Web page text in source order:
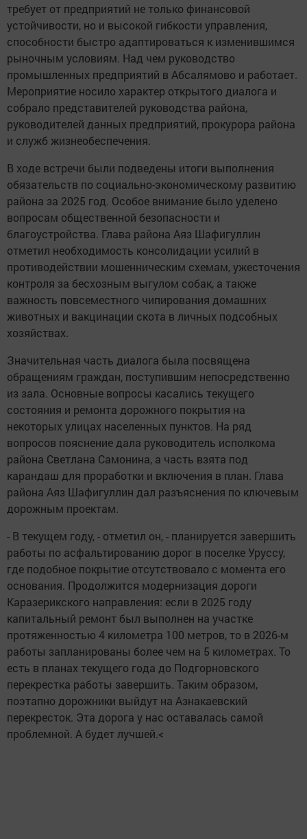
требует от предприятий не только финансовой
устойчивости, но и высокой гибкости управления,
способности быстро адаптироваться к изменившимся
рыночным условиям. Над чем руководство
промышленных предприятий в Абсалямово и работает.
Мероприятие носило характер открытого диалога и
собрало представителей руководства района,
руководителей данных предприятий, прокурора района
и служб жизнеобеспечения.
В ходе встречи были подведены итоги выполнения
обязательств по социально-экономическому развитию
района за 2025 год. Особое внимание было уделено
вопросам общественной безопасности и
благоустройства. Глава района Аяз Шафигуллин
отметил необходимость консолидации усилий в
противодействии мошенническим схемам, ужесточения
контроля за бесхозным выгулом собак, а также
важность повсеместного чипирования домашних
животных и вакцинации скота в личных подсобных
хозяйствах.
Значительная часть диалога была посвящена
обращениям граждан, поступившим непосредственно
из зала. Основные вопросы касались текущего
состояния и ремонта дорожного покрытия на
некоторых улицах населенных пунктов. На ряд
вопросов пояснение дала руководитель исполкома
района Светлана Самонина, а часть взята под
карандаш для проработки и включения в план. Глава
района Аяз Шафигуллин дал разъяснения по ключевым
дорожным проектам.
- В текущем году, - отметил он, - планируется завершить
работы по асфальтированию дорог в поселке Уруссу,
где подобное покрытие отсутствовало с момента его
основания. Продолжится модернизация дороги
Каразерикского направления: если в 2025 году
капитальный ремонт был выполнен на участке
протяженностью 4 километра 100 метров, то в 2026-м
работы запланированы более чем на 5 километрах. То
есть в планах текущего года до Подгорновского
перекрестка работы завершить. Таким образом,
поэтапно дорожники выйдут на Азнакаевский
перекресток. Эта дорога у нас оставалась самой
проблемной. А будет лучшей.<